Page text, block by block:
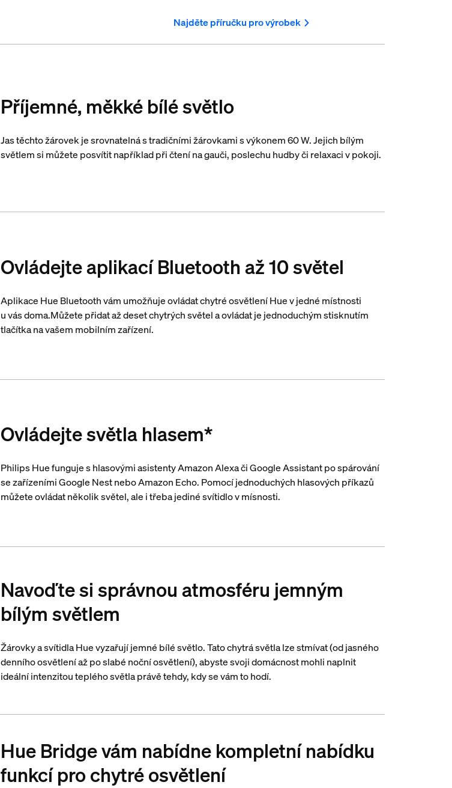
Najděte příručku pro výrobek
Příjemné, měkké bílé světlo
Jas těchto žárovek je srovnatelná s tradičními žárovkami s výkonem 60 W. Jejich bílým
světlem si můžete posvítit například při čtení na gauči, poslechu hudby či relaxaci v pokoji.
Ovládejte aplikací Bluetooth až 10 světel
Aplikace Hue Bluetooth vám umožňuje ovládat chytré osvětlení Hue v jedné místnosti
u vás doma.Můžete přidat až deset chytrých světel a ovládat je jednoduchým stisknutím
tlačítka na vašem mobilním zařízení.
Ovládejte světla hlasem*
Philips Hue funguje s hlasovými asistenty Amazon Alexa či Google Assistant po spárování
se zařízeními Google Nest nebo Amazon Echo. Pomocí jednoduchých hlasových příkazů
můžete ovládat několik světel, ale i třeba jediné svítidlo v mísnosti.
Navoďte si správnou atmosféru jemným
bílým světlem
Žárovky a svítidla Hue vyzařují jemné bílé světlo. Tato chytrá světla lze stmívat (od jasného
denního osvětlení až po slabé noční osvětlení), abyste svoji domácnost mohli naplnit
ideální intenzitou teplého světla právě tehdy, kdy se vám to hodí.
Hue Bridge vám nabídne kompletní nabídku
funkcí pro chytré osvětlení